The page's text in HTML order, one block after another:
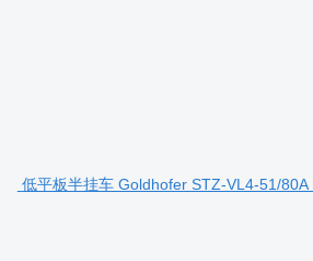
低平板半挂车 Goldhofer STZ-VL4-51/